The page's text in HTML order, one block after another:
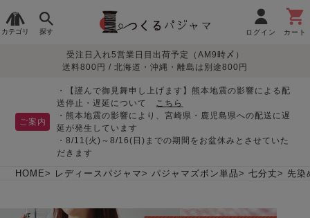
カテゴリ 探す ログイン カート
レディースパジャマ
生地で
さがす
目的別で
さがす
敏感肌用
パジャマ
入院・介護
胸が目立たない
デザインで
さがす
ィース
夏パジャマ特集 つくるパジャマとは
受注日入れ5営業日目出荷予定（AM9時〆）
送料800円 / 北海道・沖縄・離島は別途800円
ご案内
・【謹んで御見舞申し上げます】熊本地震の影響による配
送停止・遅延について こちら
・熊本地震の影響により、宮崎県・鹿児島県への配送に遅
延が発生しています
・8/11(火)～8/16(日)までの期間をお盆休みとさせていた
だきます
HOME レディースパジャマ パジャマズボン単品 七分丈 先染